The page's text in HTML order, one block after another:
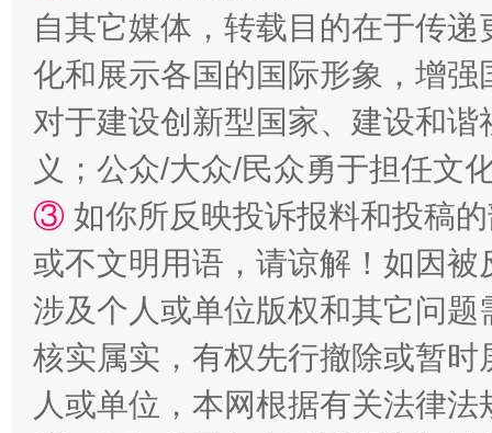
招工难、用工荒背后
网上购药对药下症？
自其它媒体，转载目的在于传
化和展示各国的国际形象，增
对于建设创新型国家、建设和
义；公众/大众/民众勇于担任文
③ 如你所反映投诉报料和投稿
或不文明用语，请谅解！如因
涉及个人或单位版权和其它问题
核实属实，有权先行撤除或暂
人或单位，本网根据有关法律